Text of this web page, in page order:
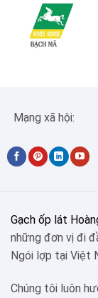
Mạng xã hội:
Gạch ốp lát
những đơn vị đi
Ngói lợp tại Việt
Chúng tôi luôn